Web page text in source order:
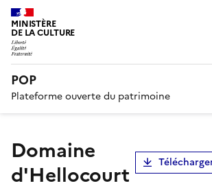
MINISTÈRE
DE LA CULTURE
POP
Plateforme ouverte du patrimoine
domaine
d'Hellocourt